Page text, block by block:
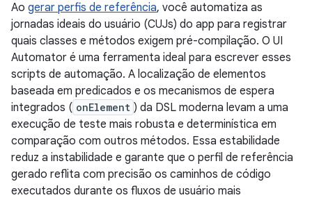
Ao gerar perfis de referência, você automatiza as
jornadas ideais do usuário (CUJs) do app para registrar
quais classes e métodos exigem pré-compilação. O UI
Automator é uma ferramenta ideal para escrever esses
scripts de automação. A localização de elementos
baseada em predicados e os mecanismos de espera
integrados ( onElement ) da DSL moderna levam a uma
execução de teste mais robusta e determinística em
comparação com outros métodos. Essa estabilidade
reduz a instabilidade e garante que o perfil de referência
gerado reflita com precisão os caminhos de código
executados durante os fluxos de usuário mais